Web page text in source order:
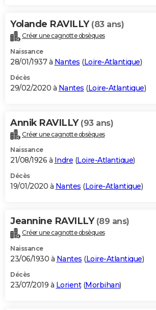
Yolande RAVILLY (83 ans)
Créer une cagnotte obsèques
Naissance
28/01/1937 à Nantes (Loire-Atlantique)
Décès
29/02/2020 à Nantes (Loire-Atlantique)
Annik RAVILLY (93 ans)
Créer une cagnotte obsèques
Naissance
21/08/1926 à Indre (Loire-Atlantique)
Décès
19/01/2020 à Nantes (Loire-Atlantique)
Jeannine RAVILLY (89 ans)
Créer une cagnotte obsèques
Naissance
23/06/1930 à Nantes (Loire-Atlantique)
Décès
23/07/2019 à Lorient(Morbihan)